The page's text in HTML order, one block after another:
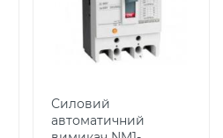
Силовий
автоматичний